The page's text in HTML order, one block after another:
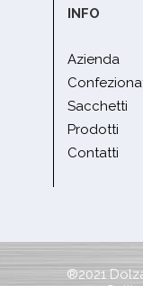
INFO
Azienda
Sacchetti
Prodotti
Contatti
®2021